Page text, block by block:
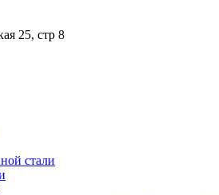
25, стр 8
стали